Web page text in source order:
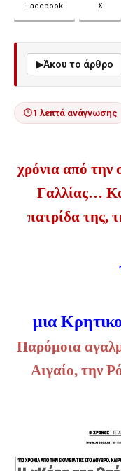
Facebook X
▶Άκου το άρθρο
1 λεπτά ανάγνωσης
χρόνια από την
Γαλλίας…
πατρίδα της,
μια
Παρόμοια
Αιγαίο, την